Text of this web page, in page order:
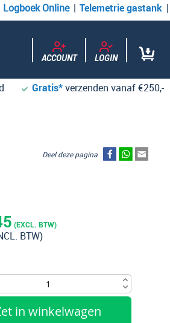
Logboek Online Telemetrie gastank
ACCOUNT LOGIN
Gratis*verzenden vanaf €250,-
(EXCL. BTW)
BTW)
in winkelwagen
Deel deze pagina